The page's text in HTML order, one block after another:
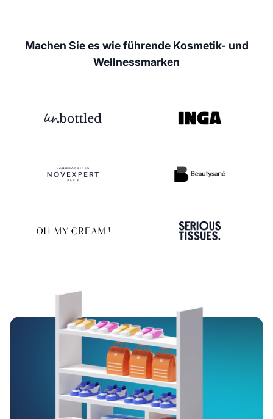
Machen Sie es wie führende Kosmetik- und
Wellnessmarken